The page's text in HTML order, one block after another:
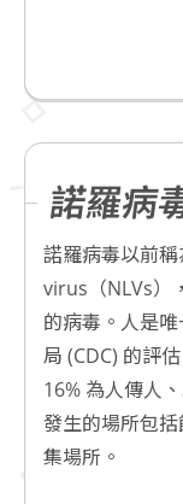
諾羅病
諾羅病毒以前
virus（NLVs）
的病毒。人是
局 (CDC) 的評
16% 為人傳人
發生的場所包
集場所。